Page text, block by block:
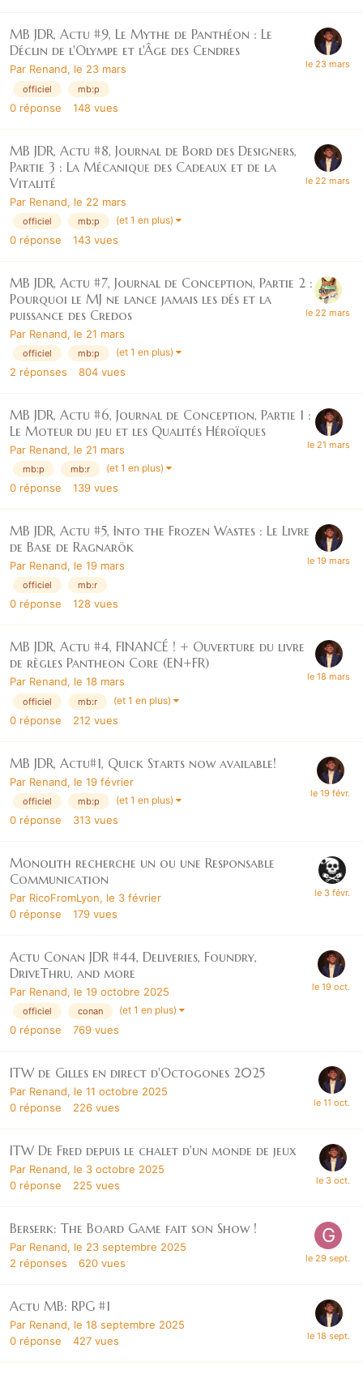
MB JDR, Actu #9, Le Mythe de Panthéon : Le
Déclin de l'Olympe et l'Âge des Cendres
Par Renand, le 23 mars
officiel mb:p
0 réponse 148 vues
MB JDR, Actu #8, Journal de Bord des Designers,
Partie 3 : La Mécanique des Cadeaux et de la
Vitalité
Par Renand, le 22 mars
officiel mb:p (et 1 en plus)
0 réponse 143 vues
MB JDR, Actu #7, Journal de Conception, Partie 2 :
Pourquoi le MJ ne lance jamais les dés et la
puissance des Credos
Par Renand, le 21 mars
officiel mb:p (et 1 en plus)
2 réponses 804 vues
MB JDR, Actu #6, Journal de Conception, Partie 1 :
Le Moteur du jeu et les Qualités Héroïques
Par Renand, le 21 mars
mb:p mb:r (et 1 en plus)
0 réponse 139 vues
MB JDR, Actu #5, Into the Frozen Wastes : Le Livre
de Base de Ragnarök
Par Renand, le 19 mars
officiel mb:r
0 réponse 128 vues
MB JDR, Actu #4, FINANCÉ ! + Ouverture du livre
de règles Pantheon Core (EN+FR)
Par Renand, le 18 mars
officiel mb:r (et 1 en plus)
0 réponse 212 vues
MB JDR, Actu#1, Quick Starts now available!
Par Renand, le 19 février
officiel mb:p (et 1 en plus)
0 réponse 313 vues
Monolith recherche un ou une Responsable
Communication
Par RicoFromLyon, le 3 février
0 réponse 179 vues
Actu Conan JDR #44, Deliveries, Foundry,
DriveThru, and more
Par Renand, le 19 octobre 2025
officiel conan (et 1 en plus)
0 réponse 769 vues
ITW de Gilles en direct d'Octogones 2025
Par Renand, le 11 octobre 2025
0 réponse 226 vues
ITW De Fred depuis le chalet d'un monde de jeux
Par Renand, le 3 octobre 2025
0 réponse 225 vues
Berserk: The Board Game fait son Show !
Par Renand, le 23 septembre 2025
2 réponses 620 vues
Actu MB: RPG #1
Par Renand, le 18 septembre 2025
0 réponse 427 vues